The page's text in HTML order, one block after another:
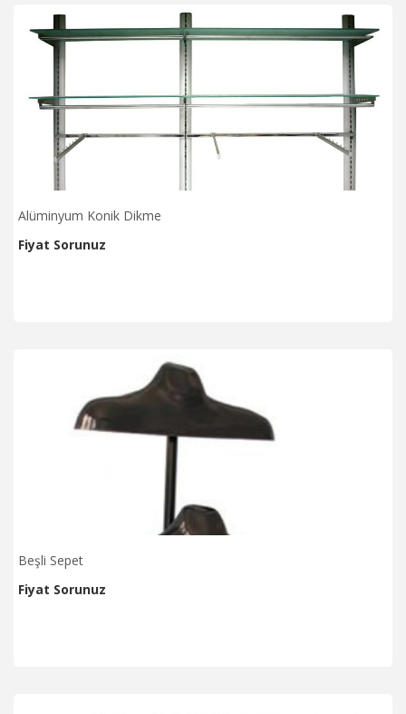
Alüminyum Konik Dikme
Fiyat Sorunuz
Beşli Sepet
Fiyat Sorunuz